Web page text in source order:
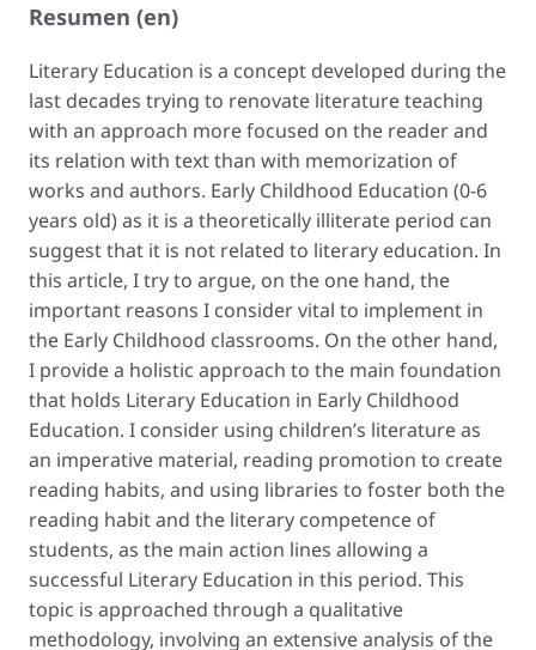
Resumen (en)
Literary Education is a concept developed during the
last decades trying to renovate literature teaching
with an approach more focused on the reader and
its relation with text than with memorization of
works and authors. Early Childhood Education (0-6
years old) as it is a theoretically illiterate period can
suggest that it is not related to literary education. In
this article, I try to argue, on the one hand, the
important reasons I consider vital to implement in
the Early Childhood classrooms. On the other hand,
I provide a holistic approach to the main foundation
that holds Literary Education in Early Childhood
Education. I consider using children’s literature as
an imperative material, reading promotion to create
reading habits, and using libraries to foster both the
reading habit and the literary competence of
students, as the main action lines allowing a
successful Literary Education in this period. This
topic is approached through a qualitative
methodology, involving an extensive analysis of the